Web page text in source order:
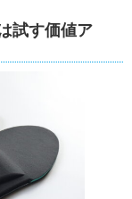
試す価値ア